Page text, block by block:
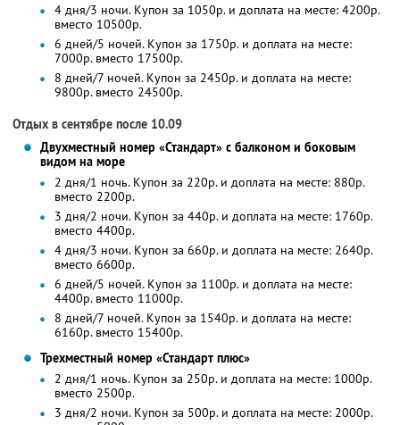
4 дня/3 ночи. Купон за 1050р. и доплата на месте: 4200р.
вместо 10500р.
6 дней/5 ночей. Купон за 1750р. и доплата на месте:
7000р. вместо 17500р.
8 дней/7 ночей. Купон за 2450р. и доплата на месте:
9800р. вместо 24500р.
Отдых в сентябре после 10.09
Двухместный номер «Стандарт» с балконом и боковым
видом на море
2 дня/1 ночь. Купон за 220р. и доплата на месте: 880р.
вместо 2200р.
3 дня/2 ночи. Купон за 440р. и доплата на месте: 1760р.
вместо 4400р.
4 дня/3 ночи. Купон за 660р. и доплата на месте: 2640р.
вместо 6600р.
6 дней/5 ночей. Купон за 1100р. и доплата на месте:
4400р. вместо 11000р.
8 дней/7 ночей. Купон за 1540р. и доплата на месте:
6160р. вместо 15400р.
Трехместный номер «Стандарт плюс»
2 дня/1 ночь. Купон за 250р. и доплата на месте: 1000р.
вместо 2500р.
3 дня/2 ночи. Купон за 500р. и доплата на месте: 2000р.